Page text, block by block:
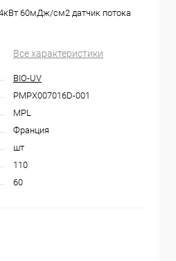
60мДж/см2 датчик потока
Все характеристики
BIO-UV
PMPX007016D-001
MPL
Франция
шт
110
60